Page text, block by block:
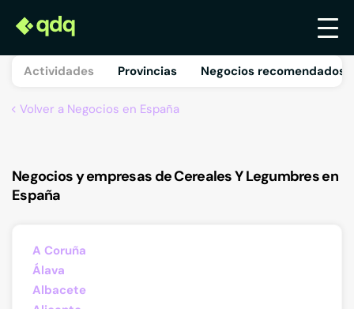
Actividades Provincias Negocios recomendados
Volver a Negocios en España
Negocios y empresas de Cereales Y Legumbres en
España
A Coruña
Álava
Albacete